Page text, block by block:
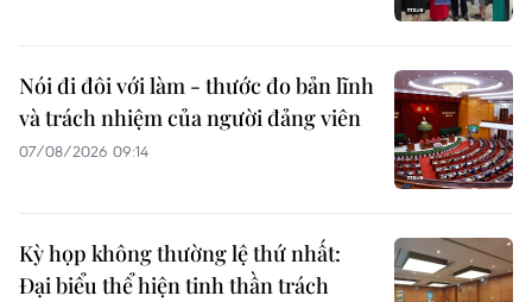
Nói đi đôi với làm - thước đo bản lĩnh
và trách nhiệm của người đảng viên
07/08/2026 09:14
Kỳ họp không thường lệ thứ nhất:
Đại biểu thể hiện tinh thần trách